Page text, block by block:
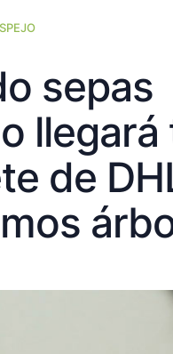
sepas
llegará
de